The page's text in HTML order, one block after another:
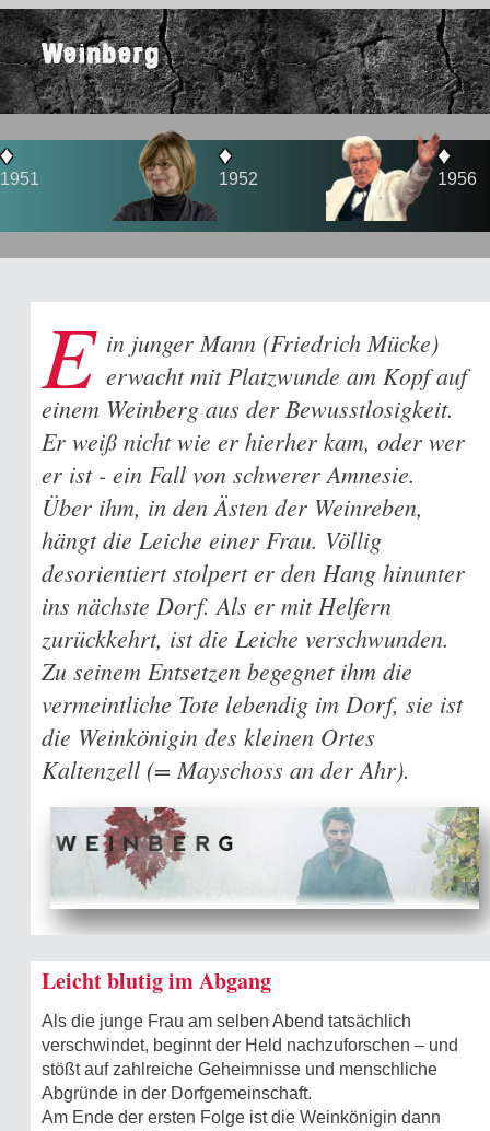
Weinberg
1956
E in junger Mann (Friedrich Mücke)
erwacht mit Platzwunde am Kopf auf
einem Weinberg aus der Bewusstlosigkeit.
Er weiß nicht wie er hierher kam, oder wer
er ist - ein Fall von schwerer Amnesie.
Über ihm, in den Ästen der Weinreben,
hängt die Leiche einer Frau. Völlig
desorientiert stolpert er den Hang hinunter
ins nächste Dorf. Als er mit Helfern
zurückkehrt, ist die Leiche verschwunden.
Zu seinem Entsetzen begegnet ihm die
vermeintliche Tote lebendig im Dorf, sie ist
die Weinkönigin des kleinen Ortes
Kaltenzell (= Mayschoss an der Ahr).
Leicht blutig im Abgang
Als die junge Frau am selben Abend tatsächlich
verschwindet, beginnt der Held nachzuforschen – und
stößt auf zahlreiche Geheimnisse und menschliche
Abgründe in der Dorfgemeinschaft.
Am Ende der ersten Folge ist die Weinkönigin dann